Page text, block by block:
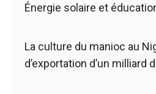
Énergie solaire et
La culture du manioc au
d’exportation d’un milliard